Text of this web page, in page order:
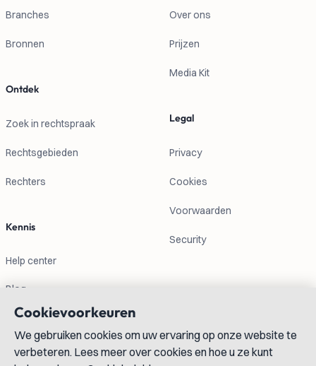
Branches
Bronnen
Ontdek
Zoek in rechtspraak
Rechtsgebieden
Rechters
Kennis
Help center
Blog
Over ons
Prijzen
Media Kit
Legal
Privacy
Cookies
Voorwaarden
Security
Contactgegevens
Cookievoorkeuren
We gebruiken cookies om uw ervaring op onze website te
verbeteren. Lees meer over cookies en hoe u ze kunt